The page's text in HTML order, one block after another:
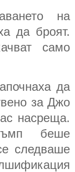
на
да броят.
само
да
за Джо
насреща.
беше
следваше